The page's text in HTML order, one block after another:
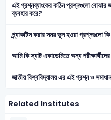
এই প্রশ্নব্যাংকের কঠিন প্রশ্নগুলো বোঝার
ব্যবহার করে?
প্র্যাকটিস করার সময় ভুল হওয়া প্রশ্নগুলো
আমি কি স্যাট একাডেমিতে অন্য
জাতীয় বিশ্ববিদ্যালয় এর এই প্রশ্ন ও
Related Institutes